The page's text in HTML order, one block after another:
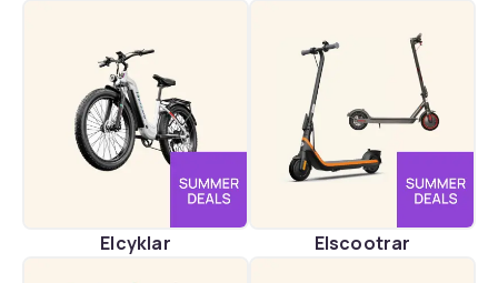
Elcyklar Elscootrar